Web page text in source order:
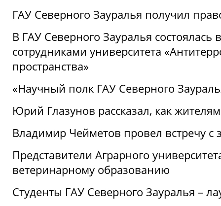
ГАУ Северного Зауралья получил
В ГАУ Северного Зауралья состоялась
сотрудниками университета
пространства»
«Научный полк ГАУ Северного
Юрий Глазунов рассказал, как
Владимир Чейметов провел встречу
Представители Аграрного
ветеринарному образованию
Студенты ГАУ Северного Зауралья –